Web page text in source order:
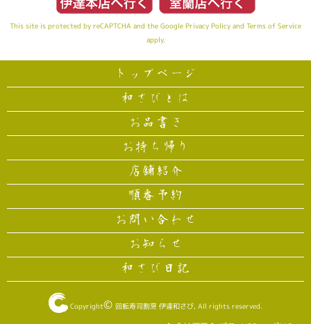
This site is protected by reCAPTCHA and the Google Privacy Policy and Terms of Service
apply.
トップページ
和さびとは
お品書き
お持ち帰り
店舗紹介
順番予約
お問い合わせ
お知らせ
和さび日記
Copyright© 回転寿司割烹 伊達和さび, All rights reserved.